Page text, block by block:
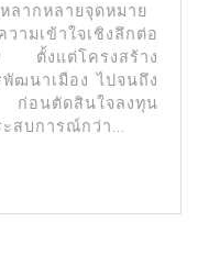
ลากหลายจุดหมาย
มเข้าใจเชิงลึกต่อ
ม ตั้งแต่โครงสร้าง
ฒนาเมือง ไปจนถึง
ก่อนตัดสินใจลงทุน
สบการณ์กว่า...